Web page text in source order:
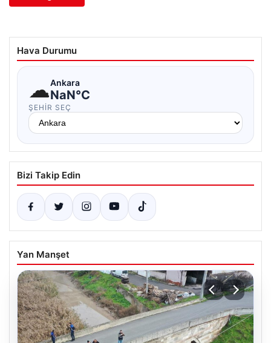
Hava Durumu
☁Ankara
NaN°C
ŞEHIR SEÇ
Bizi Takip Edin
Yan Manşet